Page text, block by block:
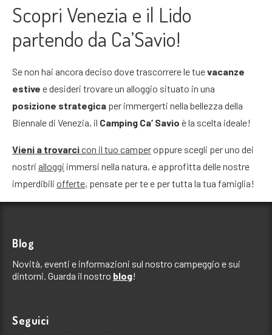
Scopri Venezia e il Lido
partendo da Ca’Savio!
Se non hai ancora deciso dove trascorrere le tuevacanze
estive e desideri trovare un alloggio situato in una
posizione strategica per immergerti nella bellezza della
Biennale di Venezia, il Camping Ca’ Savio è la scelta ideale!
Vieni a trovarcicon il tuo camperoppure scegli per uno dei
nostri alloggi immersi nella natura, e approfitta delle nostre
imperdibili offerte, pensate per te e per tutta la tua famiglia!
Blog
Novità, eventi e informazioni sul nostro campeggio e sui
dintorni. Guarda il nostro blog!
Seguici